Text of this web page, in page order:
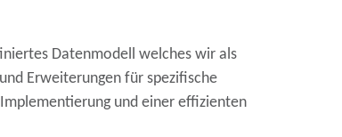
Datenmodell welches wir als
Erweiterungen für spezifische
und einer effizienten